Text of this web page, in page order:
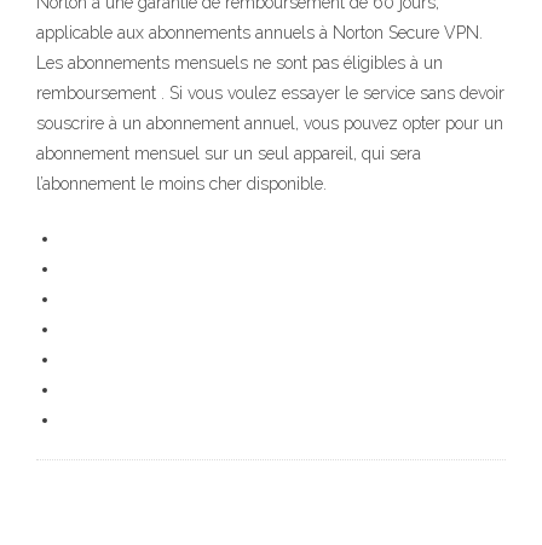
applicable aux abonnements annuels à Norton Secure VPN.
Les abonnements mensuels ne sont pas éligibles à un
remboursement . Si vous voulez essayer le service sans devoir
souscrire à un abonnement annuel, vous pouvez opter pour un
abonnement mensuel sur un seul appareil, qui sera
l’abonnement le moins cher disponible.